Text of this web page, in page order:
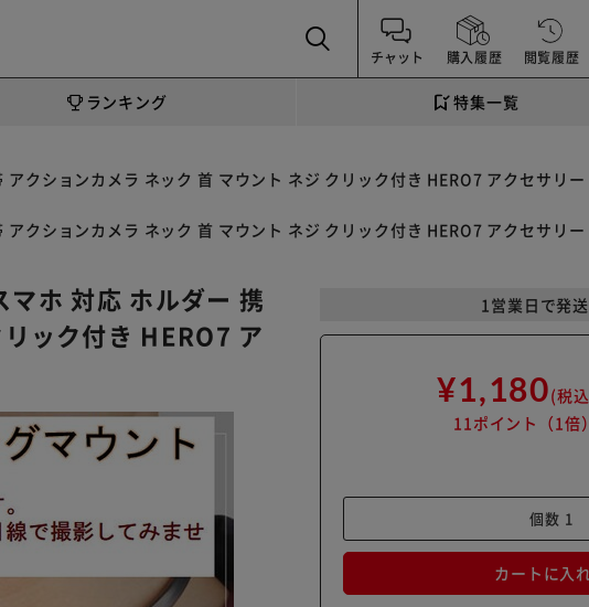
チャット 購入履歴 閲覧履歴
ランキング 特集一覧
ションカメラ ネック 首 マウント ネジ クリック付き HERO7 アクセサリー
ションカメラ ネック 首 マウント ネジ クリック付き HERO7 アクセサリー
ホ 対応 ホルダー 携
ック付き HERO7 ア
1営業日で発
¥1,180(税
11ポイント （1倍）
カートに入